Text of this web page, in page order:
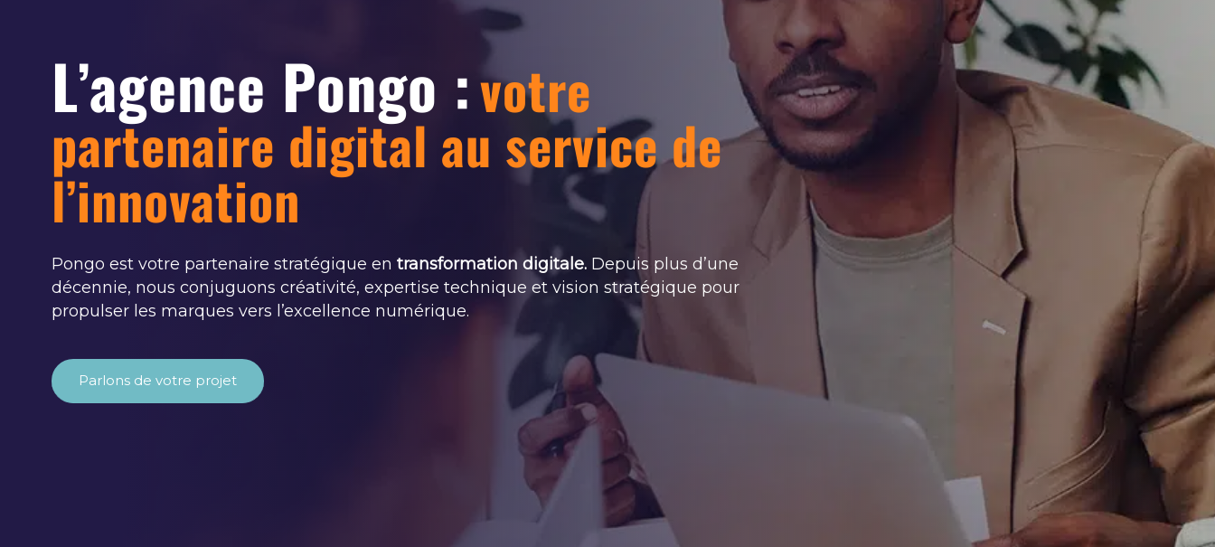
L’agence Pongo :votre
partenaire digital au service de
l’innovation
Pongo est votre partenaire stratégique en transformation digitale. Depuis plus d’une
décennie, nous conjuguons créativité, expertise technique et vision stratégique pour
propulser les marques vers l’excellence numérique.
Parlons de votre projet